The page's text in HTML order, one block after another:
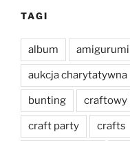
TAGI
album amigurumi
aukcja charytatywna
bunting craftowy
craft party crafts